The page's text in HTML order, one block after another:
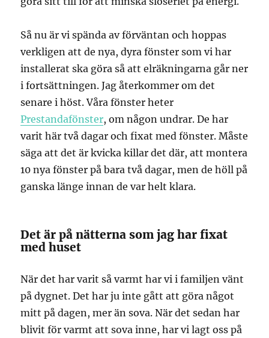
Så nu är vi spända av förväntan och hoppas
verkligen att de nya, dyra fönster som vi har
installerat ska göra så att elräkningarna går ner
i fortsättningen. Jag återkommer om det
senare i höst. Våra fönster heter
Prestandafönster, om någon undrar. De har
varit här två dagar och fixat med fönster. Måste
säga att det är kvicka killar det där, att montera
10 nya fönster på bara två dagar, men de höll på
ganska länge innan de var helt klara.
Det är på nätterna som jag har fixat
med huset
När det har varit så varmt har vi i familjen vänt
på dygnet. Det har ju inte gått att göra något
mitt på dagen, mer än sova. När det sedan har
blivit för varmt att sova inne, har vi lagt oss på